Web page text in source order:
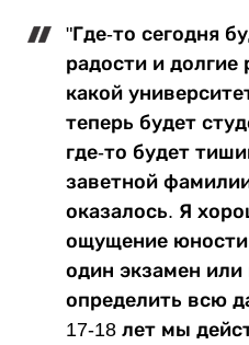
"Где-то сегодня
радости и долгие
какой
теперь будет
где-то будет
заветной
оказалось. Я
ощущение
один экзамен
определить всю
17-18 лет мы